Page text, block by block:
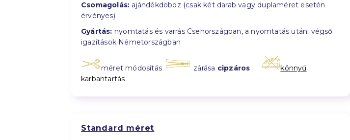
Csomagolás: ajándékdoboz (csak két darab vagy duplaméret esetén
érvényes)
Gyártás: nyomtatás és varrás Csehországban, a nyomtatás utáni végső
igazítások Németországban
méret módosítás zárása cipzáros
könnyű
karbantartás
Standard méret